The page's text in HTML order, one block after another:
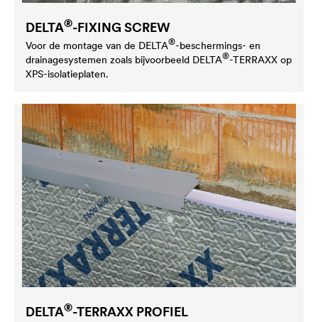
DELTA®-FIXING SCREW
Voor de montage van de DELTA®-beschermings- en
drainagesystemen zoals bijvoorbeeld DELTA®-TERRAXX op
XPS-isolatieplaten.
DELTA®-TERRAXX PROFIEL